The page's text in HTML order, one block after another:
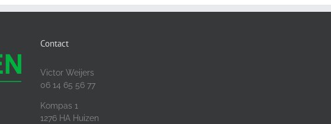
Contact
Victor Weijers
06 14 65 56 77
Kompas 1
1276 HA Huizen